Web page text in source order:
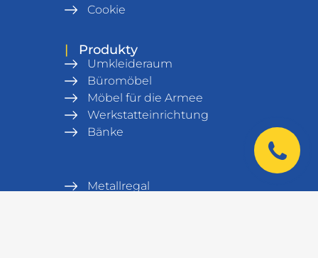
Cookie
| Produkty
Umkleideraum
Büromöbel
Möbel für die Armee
Werkstatteinrichtung
Bänke
Metallregal